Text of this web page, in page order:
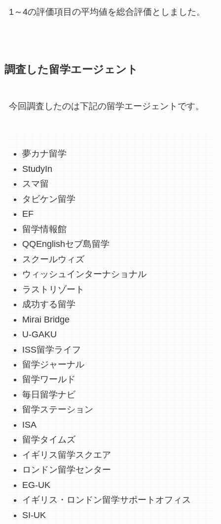
1～4の評価項目の平均値を総合評価としました。
調査した留学エージェント
今回調査したのは下記の留学エージェントです。
夢カナ留学
StudyIn
スマ留
タビケン留学
EF
留学情報館
QQEnglishセブ島留学
スクールウィズ
ウィッシュインターナショナル
ラストリゾート
成功する留学
Mirai Bridge
U-GAKU
ISS留学ライフ
留学ジャーナル
留学ワールド
毎日留学ナビ
留学ステーション
ISA
留学タイムズ
イギリス留学スクエア
ロンドン留学センター
EG-UK
イギリス・ロンドン留学サポートオフィス
SI-UK